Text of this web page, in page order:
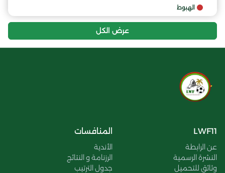
الهبوط
عرض الكل
LWF11
عن الرابطة
النشرة الرسمية
وثائق للتحميل
المنافسات
الأندية
الرزنامة و النتائج
جدول الترتيب